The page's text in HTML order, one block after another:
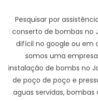
Pesquisar por
conserto de bombas no
difícil no google ou em
somos uma
instalação de bombs no
de poço de poço e
aguas servidas,